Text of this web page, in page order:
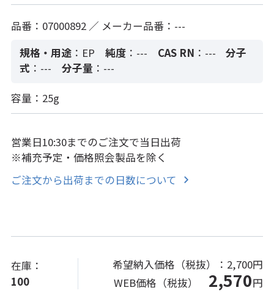
品番：07000892 ／ メーカー品番：---
規格・用途 ：EP 純度：--- CAS RN ：---
分子
式 ：--- 分子量 ：---
容量：25g
営業日10:30までのご注文で当日出荷
※補充予定・価格照会製品を除く
ご注文から出荷までの日数について
在庫：
100
希望納入価格（税抜）： 2,700円
WEB価格（税抜） 2,570円